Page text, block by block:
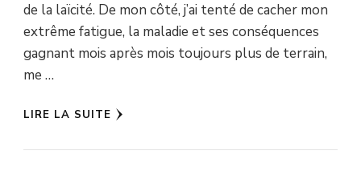
de la laïcité. De mon côté, j’ai tenté de cacher mon
extrême fatigue, la maladie et ses conséquences
gagnant mois après mois toujours plus de terrain,
me …
LIRE LA SUITE